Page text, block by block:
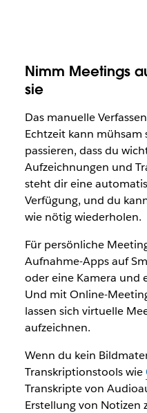
Nimm Meetings
sie
Das manuelle
Echtzeit kann mühsam
passieren, dass du
Aufzeichnungen und
steht dir eine
Verfügung, und du
wie nötig wiederholen.
Für persönliche
Aufnahme-Apps auf
oder eine Kamera und
Und mit Online-
lassen sich virtuelle
aufzeichnen.
Wenn du kein
Transkriptionstools wie
Transkripte von
Erstellung von Notizen